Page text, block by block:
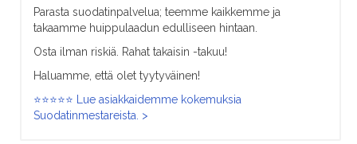
Parasta suodatinpalvelua; teemme kaikkemme ja
takaamme huippulaadun edulliseen hintaan.
Osta ilman riskiä. Rahat takaisin -takuu!
Haluamme, että olet tyytyväinen!
⭐⭐⭐⭐⭐ Lue asiakkaidemme kokemuksia
Suodatinmestareista. >